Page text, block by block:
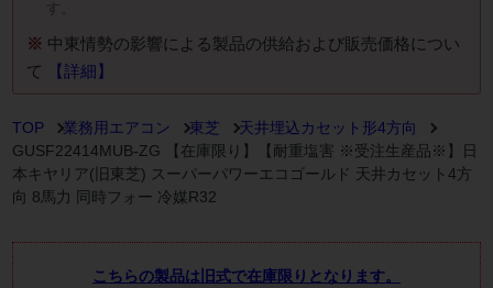
※ 中東情勢の影響による製品の供給および販売価格につい
て
【詳細】
TOP 業務用エアコン 東芝
天井埋込カセット形4方向
GUSF22414MUB-ZG 【在庫限り】【耐重塩害 ※受注生産品※】日
本キヤリア(旧東芝) スーパーパワーエコゴールド 天井カセット4方
向 8馬力 同時フォー 冷媒R32
こちらの製品は旧式で在庫限りとなります。